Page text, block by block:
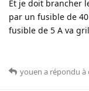
Et je doit brancher
par un fusible de
fusible de 5 A va
youen a répondu à